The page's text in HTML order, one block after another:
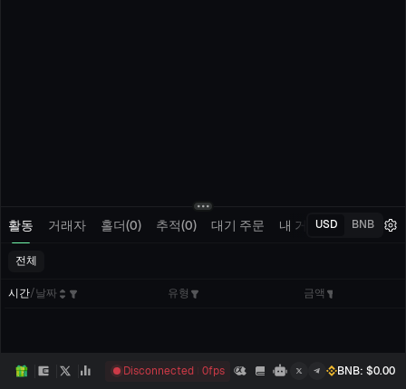
활동 거래자 홀더(0) 추적(0) 대기 주문 내 거래USD BNB
전체
시간/날짜 유형 금액
Disconnected 0fps BNB: $0.00